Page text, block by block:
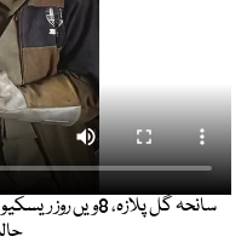
سانحہ گل پلازہ،